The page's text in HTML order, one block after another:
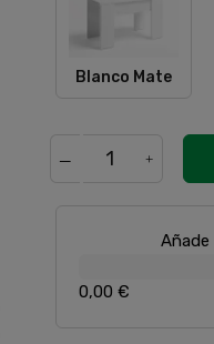
Blanco Mate
Añade
0,00 €